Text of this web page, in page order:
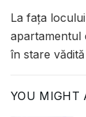
La fața
apartamentul
în stare
YOU MIGHT